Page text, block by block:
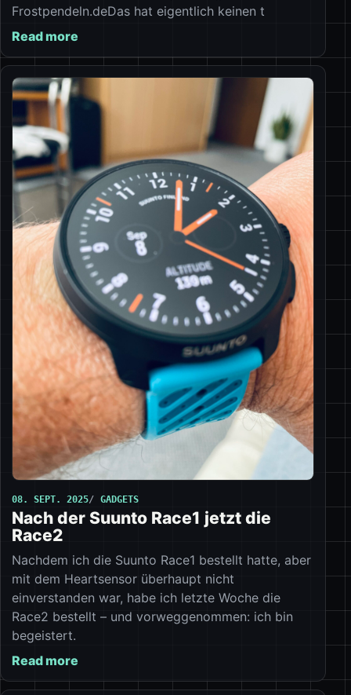
Frostpendeln.deDas hat eigentlich keinen t
Read more
08. SEPT. 2025 GADGETS
Nach der Suunto Race1 jetzt die
Race2
Nachdem ich die Suunto Race1 bestellt hatte, aber
mit dem Heartsensor überhaupt nicht
einverstanden war, habe ich letzte Woche die
Race2 bestellt – und vorweggenommen: ich bin
begeistert.
Read more